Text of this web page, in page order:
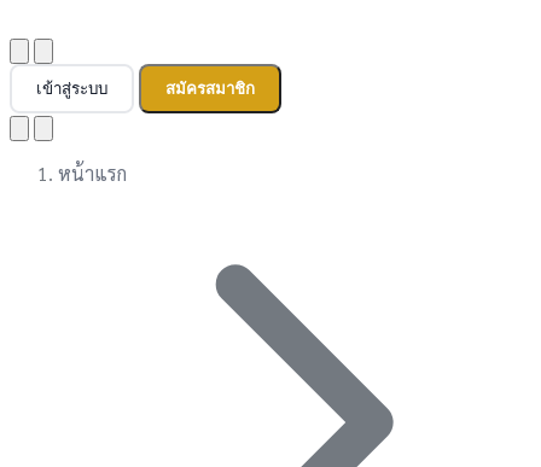
เข้าสู่ระบบ สมัครสมาชิก
หน้าแรก